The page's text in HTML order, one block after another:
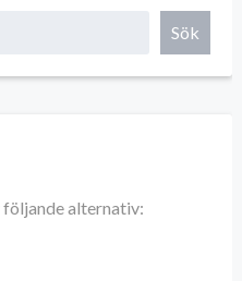
Sök
följande alternativ: